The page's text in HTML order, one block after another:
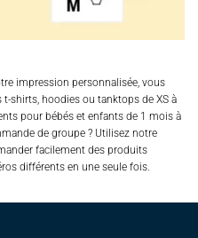
impression personnalisée, vous
shirts, hoodies ou tanktops de XS à
pour bébés et enfants de 1 mois à
de groupe ? Utilisez notre
facilement des produits
différents en une seule fois.